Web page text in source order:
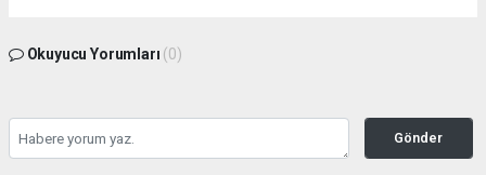
Okuyucu Yorumları (0)
Gönder